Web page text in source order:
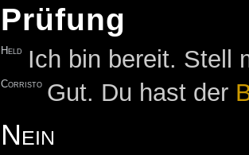
Prüfung
Held Ich bin bereit. Stell
Corristo Gut. Du hast der
Nein